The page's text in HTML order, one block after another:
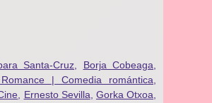
Santa-Cruz Borja Cobeaga
| Comedia romántica
Ernesto Sevilla Gorka Otxoa